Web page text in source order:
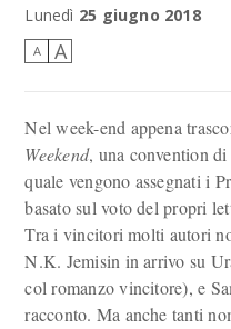
Lunedì 25 giugno 2018
A A
Nel week-end appena
Weekend, una convention
quale vengono assegnati i
basato sul voto del propri
Tra i vincitori molti autori
N.K. Jemisin in arrivo su
col romanzo vincitore), e
racconto. Ma anche tanti